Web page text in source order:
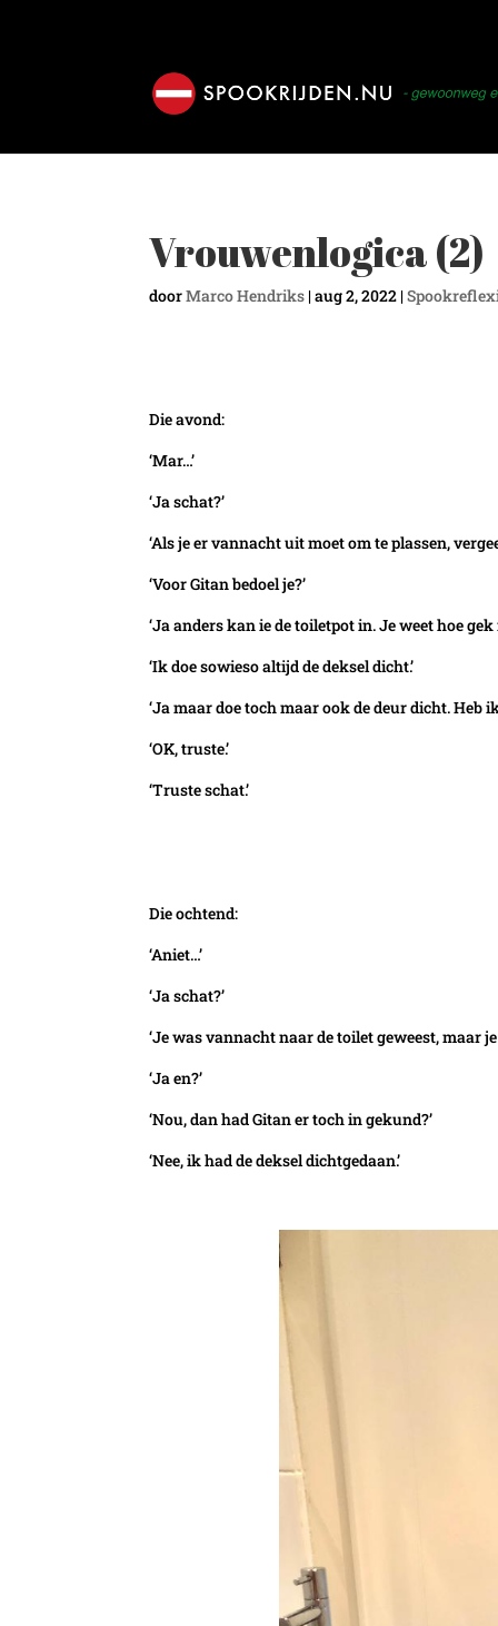
Vrouwenlogica (2)
doorMarco Hendriks |aug 2, 2022 |
Die avond:
‘Mar…’
‘Ja schat?’
‘Als je er vannacht uit moet om te plassen,
‘Voor Gitan bedoel je?’
‘Ja anders kan ie de toiletpot in. Je weet hoe gek
‘Ik doe sowieso altijd de deksel dicht.’
‘Ja maar doe toch maar ook de deur dicht. Heb
‘OK, truste.’
‘Truste schat.’
Die ochtend:
‘Aniet…’
‘Ja schat?’
‘Je was vannacht naar de toilet geweest, maar
‘Ja en?’
‘Nou, dan had Gitan er toch in gekund?’
‘Nee, ik had de deksel dichtgedaan.’